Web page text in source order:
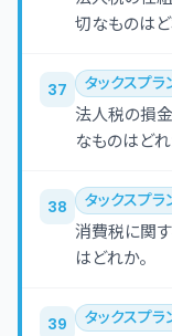
切なものはど
37 タックスプラ
法人税の損
なものはどれ
38 タックスプラ
消費税に関
はどれか。
39 タックスプラ